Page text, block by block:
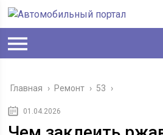
Главная › Ремонт › 53 ›
01.04.2026